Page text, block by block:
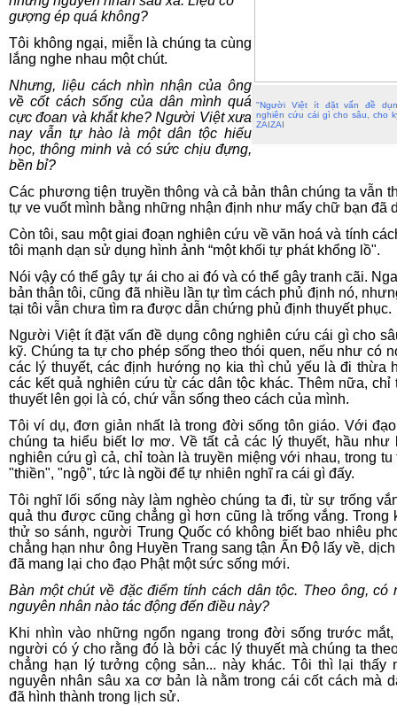
"Người Việt ít đặt vấn đề
nghiên cứu cái gì cho sâu, cho
ZAIZAI
gượng ép quá không?
Tôi không ngại, miễn là chúng ta cùng
lắng nghe nhau một chút.
Nhưng, liệu cách nhìn nhận của ông
về cốt cách sống của dân mình quá
cực đoan và khắt khe? Người Việt xưa
nay vẫn tự hào là một dân tộc hiếu
học, thông minh và có sức chịu đựng,
bền bỉ?
Các phương tiện truyền thông và cả bản thân chúng ta vẫn
tự ve vuốt mình bằng những nhận định như mấy chữ bạn đã
Còn tôi, sau một giai đoạn nghiên cứu về văn hoá và tính
tôi mạnh dạn sử dụng hình ảnh “một khối tự phát khổng lồ".
Nói vậy có thể gây tự ái cho ai đó và có thể gây tranh cãi.
bản thân tôi, cũng đã nhiều lần tự tìm cách phủ định nó,
tại tôi vẫn chưa tìm ra được dẫn chứng phủ định thuyết phục.
Người Việt ít đặt vấn đề dụng công nghiên cứu cái gì cho
kỹ. Chúng ta tự cho phép sống theo thói quen, nếu như có
các lý thuyết, các định hướng nọ kia thì chủ yếu là đi thừa
các kết quả nghiên cứu từ các dân tộc khác. Thêm nữa, chỉ
thuyết lên gọi là có, chứ vẫn sống theo cách của mình.
Tôi ví dụ, đơn giản nhất là trong đời sống tôn giáo. Với
chúng ta hiểu biết lơ mơ. Về tất cả các lý thuyết, hầu như
nghiên cứu gì cả, chỉ toàn là truyền miệng với nhau, trong tu
"thiền", "ngộ", tức là ngồi để tự nhiên nghĩ ra cái gì đấy.
Tôi nghĩ lối sống này làm nghèo chúng ta đi, từ sự trống
quả thu được cũng chẳng gì hơn cũng là trống vắng. Trong
thử so sánh, người Trung Quốc có không biết bao nhiêu
chẳng hạn như ông Huyền Trang sang tận Ấn Độ lấy về, dịch
đã mang lại cho đạo Phật một sức sống mới.
Bàn một chút về đặc điểm tính cách dân tộc. Theo ông, có
nguyên nhân nào tác động đến điều này?
Khi nhìn vào những ngổn ngang trong đời sống trước mắt,
người có ý cho rằng đó là bởi các lý thuyết mà chúng ta
chẳng hạn lý tưởng cộng sản... này khác. Tôi thì lại thấy
nguyên nhân sâu xa cơ bản là nằm trong cái cốt cách mà
đã hình thành trong lịch sử.